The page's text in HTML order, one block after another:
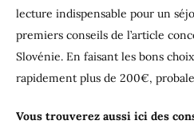
lecture indispensable pour un
premiers conseils de l’article
Slovénie. En faisant les bons
rapidement plus de 200€,
Vous trouverez aussi ici des